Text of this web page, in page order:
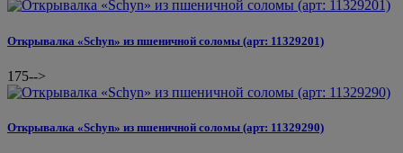
Открывалка «Schyn» из пшеничной соломы (арт: 11329201)
175-->
Открывалка «Schyn» из пшеничной соломы (арт: 11329290)